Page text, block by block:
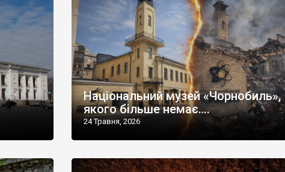
Національний музей «Чорнобиль»,
якого більше немає….
24 Травня, 2026